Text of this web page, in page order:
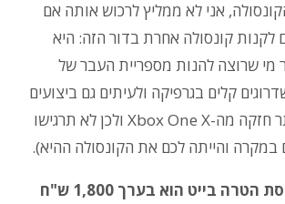
אני לא ממליץ לרכוש אותה אם
לקנות קונסולה אחרת בדור הזה: היא
מי שרוצה להנות מספריית העבר של
קלים בגרפיקה ולעיתים גם ביצועים
(אם כי היא לא יותר חזקה מה-Xbox One X ולכן לא תרגישו
במקרה והייתה לכם את הקונסולה ההיא).
בייט הוא בערך 1,800 ש"ח